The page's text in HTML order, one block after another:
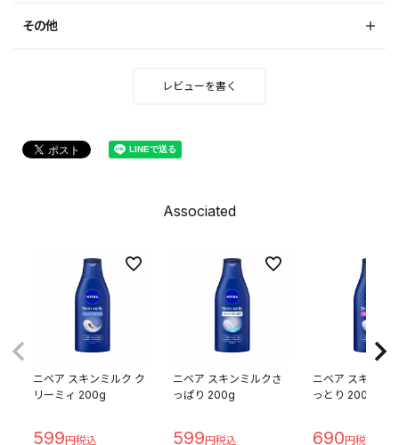
その他
レビューを書く
Associated
ニベア スキンミルク ク
リーミィ 200g
599
ニベア スキンミルクさ
っぱり 200g
599
ニベア スキンミ
っとり 200g
690